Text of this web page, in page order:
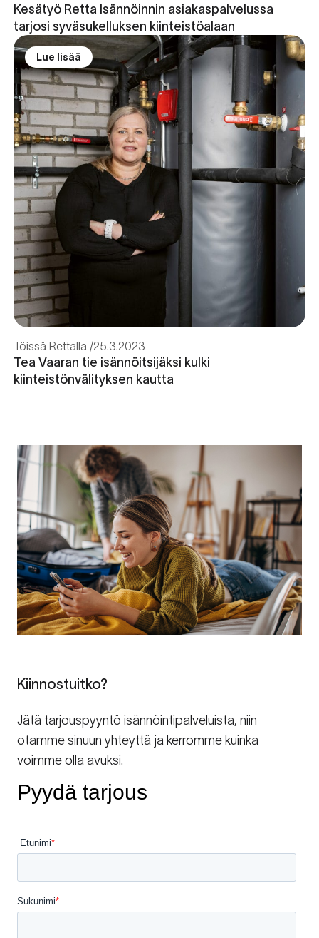
Kesätyö Retta Isännöinnin asiakaspalvelussa
tarjosi syväsukelluksen kiinteistöalaan
Lue lisää
Töissä Rettalla 25.3.2023
Tea Vaaran tie isännöitsijäksi kulki
kiinteistönvälityksen kautta
Kiinnostuitko?
Jätä tarjouspyyntö isännöintipalveluista, niin
otamme sinuun yhteyttä ja kerromme kuinka
voimme olla avuksi.